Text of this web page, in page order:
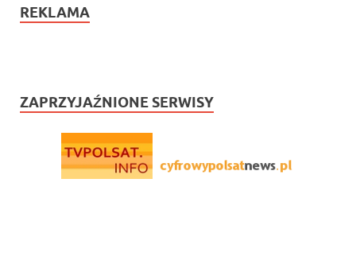
REKLAMA
ZAPRZYJAŹNIONE SERWISY